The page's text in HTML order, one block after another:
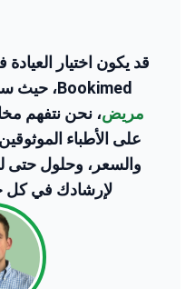
قد يكون اختيار
Bookimed، حيث ساعدنا أكثر من
مريض، نحن نتفهم
على الأطباء
والسعر، وحلول حتى
لإرشادك في كل